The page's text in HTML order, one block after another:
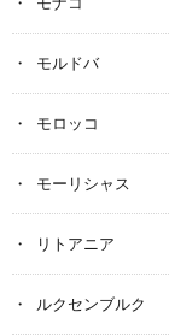
モルドバ
モロッコ
モーリシャス
リトアニア
ルクセンブルク